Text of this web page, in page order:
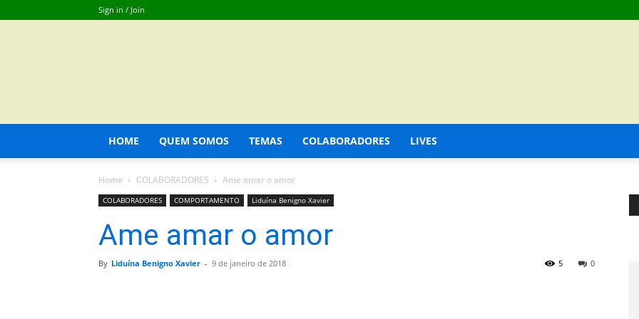
Sign in / Join
HOME QUEM SOMOS TEMAS COLABORADORES LIVES
Home COLABORADORES Ame amar o amor
COLABORADORES COMPORTAMENTO Liduína Benigno Xavier
Ame amar o amor
By Liduína Benigno Xavier - 9 de janeiro de 2018 0
5